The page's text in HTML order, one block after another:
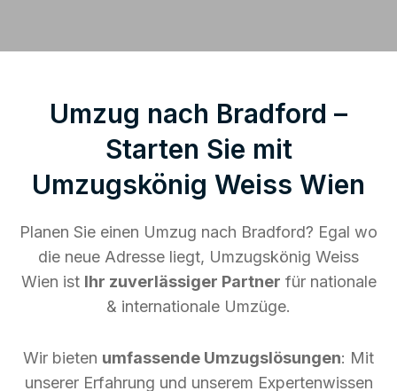
Umzug nach Bradford –
Starten Sie mit
Umzugskönig Weiss Wien
Planen Sie einen Umzug nach Bradford? Egal wo
die neue Adresse liegt, Umzugskönig Weiss
Wien ist Ihr zuverlässiger Partner für nationale
& internationale Umzüge.
Wir bieten umfassende Umzugslösungen: Mit
unserer Erfahrung und unserem Expertenwissen